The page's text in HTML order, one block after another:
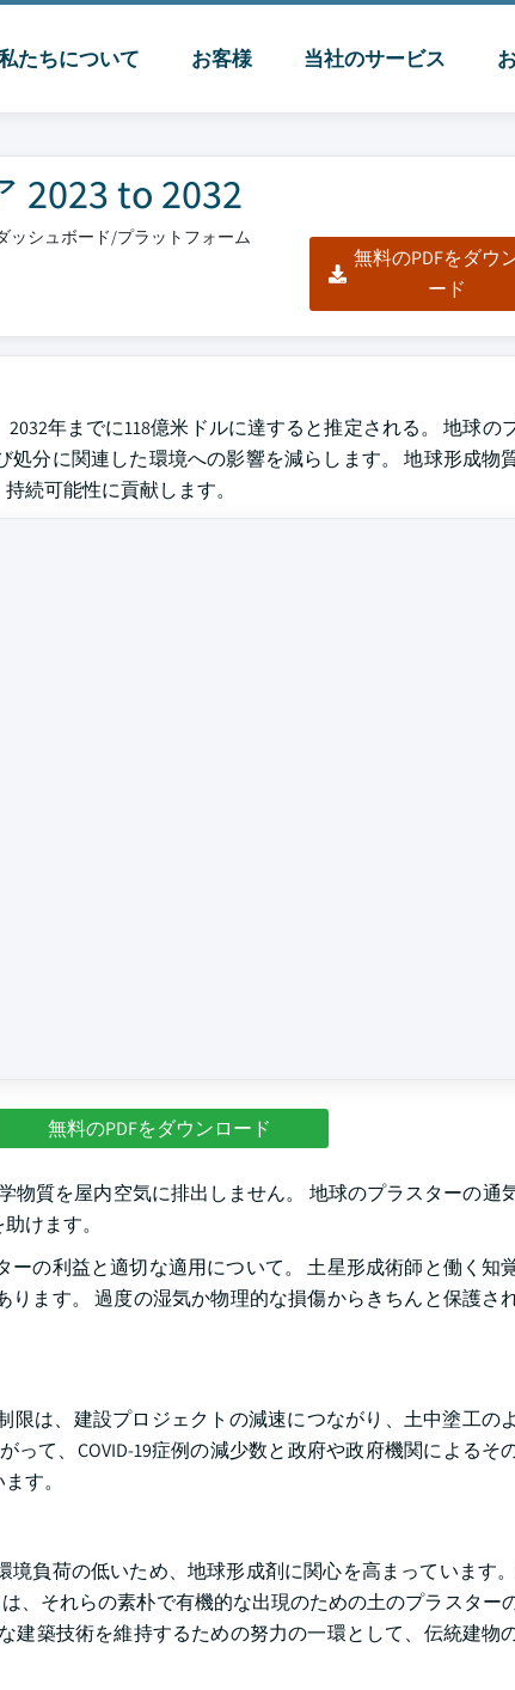
たちについて お客様 当社のサービス
to 2032
ッシュボード/プラットフォーム
無料のPDFをダウ
ード
年までに118億米ドルに達すると推定される。 地球の
分に関連した環境への影響を減らします。 地球形成物
続可能性に貢献します。
無料のPDFをダウンロード
物質を屋内空気に排出しません。 地球のプラスターの通
けます。
の利益と適切な適用について。 土星形成術師と働く知
ます。 過度の湿気か物理的な損傷からきちんと保護さ
は、建設プロジェクトの減速につながり、土中塗工の
て、COVID-19症例の減少数と政府や政府機関によるそ
す。
負荷の低いため、地球形成剤に関心を高まっています
、それらの素朴で有機的な出現のための土のプラスター
築技術を維持するための努力の一環として、伝統建物